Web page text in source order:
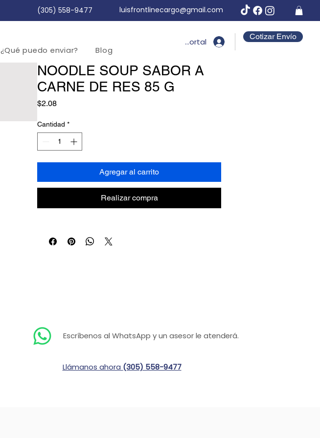
(305) 558-9477 luisfrontlinecargo@gmail.com
¿Qué puedo enviar? Blog
Cotizar Envío
Portal
NOODLE SOUP SABOR A
CARNE DE RES 85 G
$2.08Precio
Cantidad *
Agregar al carrito
Realizar compra
Escríbenos al WhatsApp y un asesor le atenderá.
Llámanos ahora (305) 558-9477